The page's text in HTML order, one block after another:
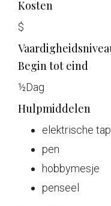
Kosten
$
Begin tot eind
½Dag
Hulpmiddelen
elektrische
pen
hobbymesje
penseel